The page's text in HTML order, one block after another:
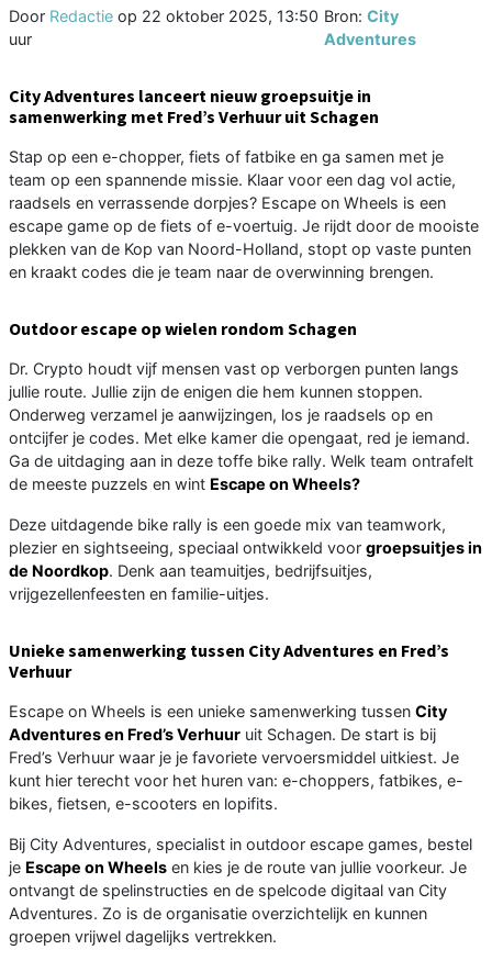
Door Redactie op 22 oktober 2025, 13:50
uur
Bron:City
Adventures
City Adventures lanceert nieuw groepsuitje in
samenwerking met Fred’s Verhuur uit Schagen
Stap op een e-chopper, fiets of fatbike en ga samen met je
team op een spannende missie. Klaar voor een dag vol actie,
raadsels en verrassende dorpjes? Escape on Wheels is een
escape game op de fiets of e-voertuig. Je rijdt door de mooiste
plekken van de Kop van Noord-Holland, stopt op vaste punten
en kraakt codes die je team naar de overwinning brengen.
Outdoor escape op wielen rondom Schagen
Dr. Crypto houdt vijf mensen vast op verborgen punten langs
jullie route. Jullie zijn de enigen die hem kunnen stoppen.
Onderweg verzamel je aanwijzingen, los je raadsels op en
ontcijfer je codes. Met elke kamer die opengaat, red je iemand.
Ga de uitdaging aan in deze toffe bike rally. Welk team ontrafelt
de meeste puzzels en wint Escape on Wheels?
Deze uitdagende bike rally is een goede mix van teamwork,
plezier en sightseeing, speciaal ontwikkeld voor groepsuitjes in
de Noordkop. Denk aan teamuitjes, bedrijfsuitjes,
vrijgezellenfeesten en familie-uitjes.
Unieke samenwerking tussen City Adventures en Fred’s
Verhuur
Escape on Wheels is een unieke samenwerking tussen City
Adventures en Fred’s Verhuur uit Schagen. De start is bij
Fred’s Verhuur waar je je favoriete vervoersmiddel uitkiest. Je
kunt hier terecht voor het huren van: e-choppers, fatbikes, e-
bikes, fietsen, e-scooters en lopifits.
Bij City Adventures, specialist in outdoor escape games, bestel
je Escape on Wheels en kies je de route van jullie voorkeur. Je
ontvangt de spelinstructies en de spelcode digitaal van City
Adventures. Zo is de organisatie overzichtelijk en kunnen
groepen vrijwel dagelijks vertrekken.